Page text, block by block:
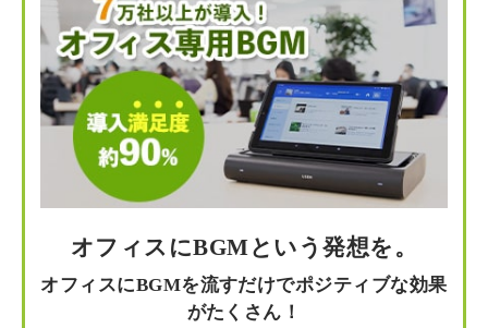
オフィスにBGMという発想を。
オフィスにBGMを流すだけでポジティブな効果
がたくさん！